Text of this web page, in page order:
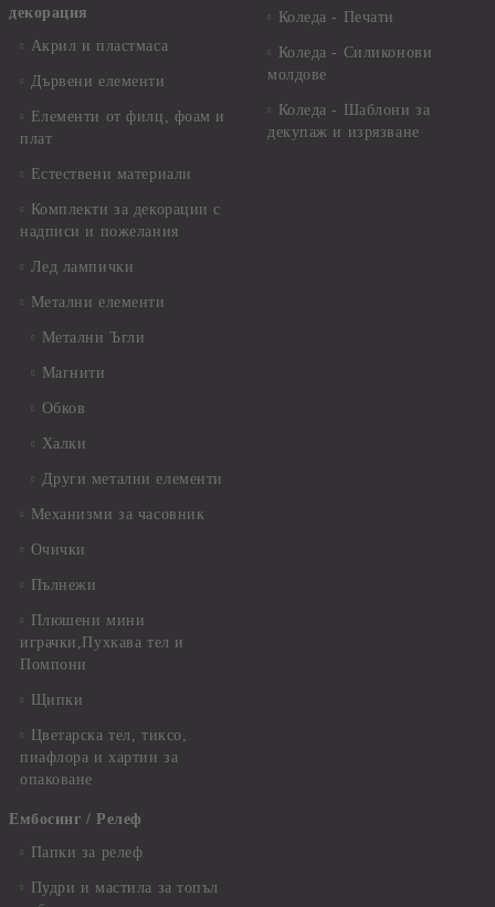
декорация
Акрил и пластмаса
Дървени елементи
Елементи от филц, фоам и
плат
Естествени материали
Комплекти за декорации с
надписи и пожелания
Лед лампички
Метални елементи
Метални Ъгли
Магнити
Обков
Халки
Други метални елементи
Механизми за часовник
Очички
Пълнежи
Плюшени мини
играчки,Пухкава тел и
Помпони
Щипки
Цветарска тел, тиксо,
пиафлора и хартии за
опаковане
Ембосинг / Релеф
Папки за релеф
Пудри и мастила за топъл
Коледа - Печати
Коледа - Силиконови
молдове
Коледа - Шаблони за
декупаж и изрязване